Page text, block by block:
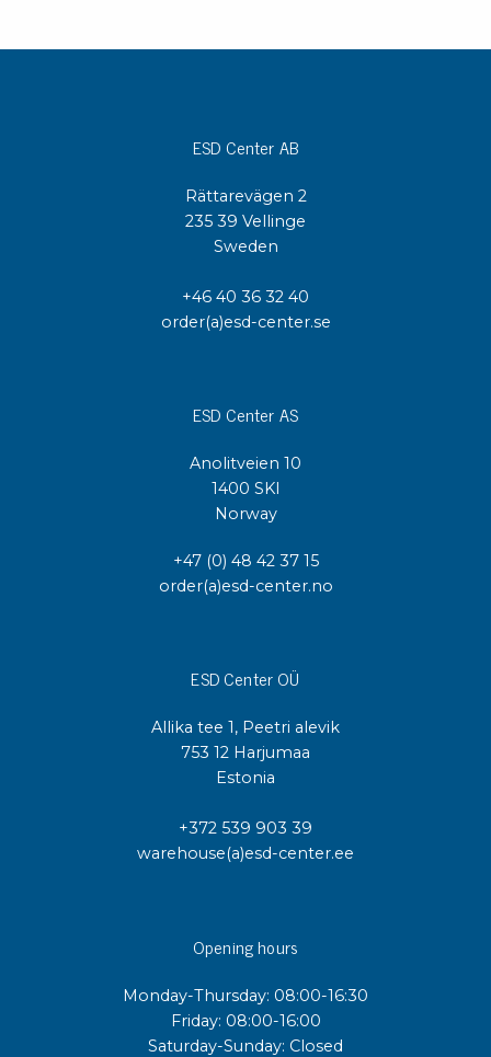
ESD Center AB
Rättarevägen 2
235 39 Vellinge
Sweden
+46 40 36 32 40
order(a)esd-center.se
ESD Center AS
Anolitveien 10
1400 SKI
Norway
+47 (0) 48 42 37 15
order(a)esd-center.no
ESD Center OÜ
Allika tee 1, Peetri alevik
753 12 Harjumaa
Estonia
+372 539 903 39
warehouse(a)esd-center.ee
Opening hours
Monday-Thursday: 08:00-16:30
Friday: 08:00-16:00
Saturday-Sunday: Closed